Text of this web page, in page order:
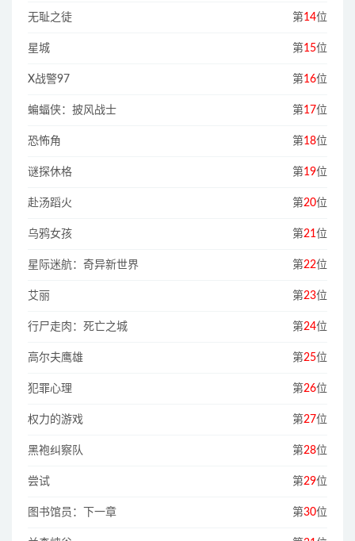
无耻之徒 第14位
星城 第15位
X战警97 第16位
蝙蝠侠：披风战士 第17位
恐怖角 第18位
谜探休格 第19位
赴汤蹈火 第20位
乌鸦女孩 第21位
星际迷航：奇异新世界 第22位
艾丽 第23位
行尸走肉：死亡之城 第24位
高尔夫鹰雄 第25位
犯罪心理 第26位
权力的游戏 第27位
黑袍纠察队 第28位
尝试 第29位
图书馆员：下一章 第30位